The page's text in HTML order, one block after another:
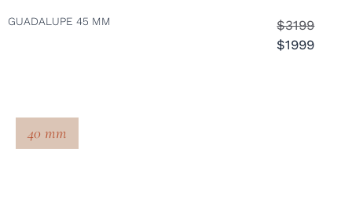
GUADALUPE 45 MM
$3199
$1999
40 mm